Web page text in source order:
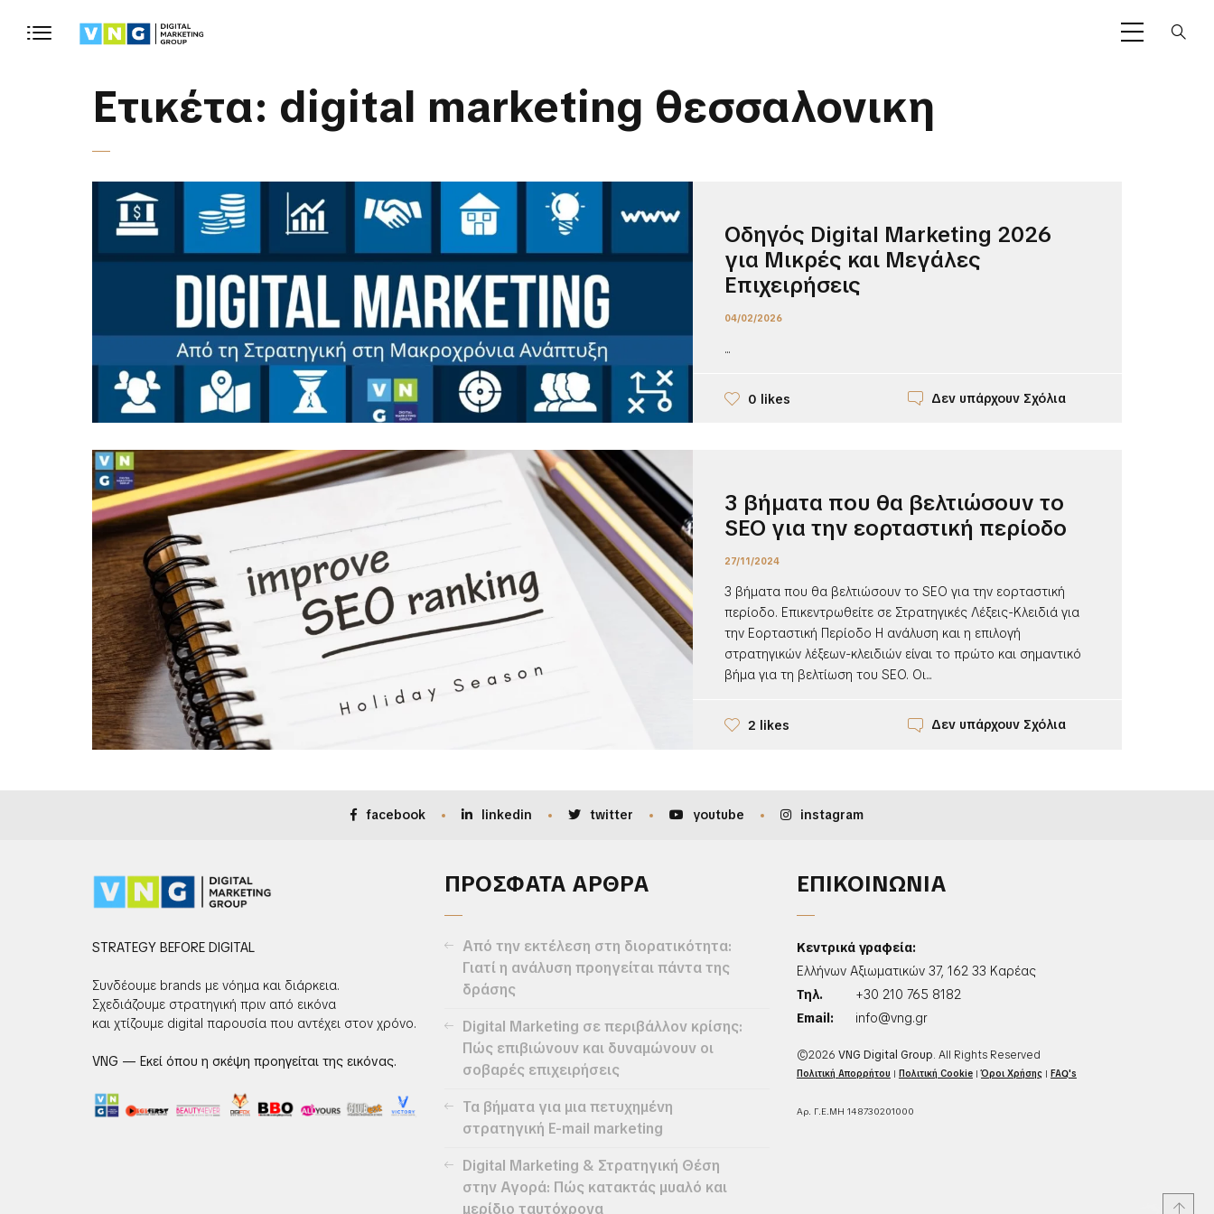
Ετικέτα: digital marketing θεσσαλονικη
Οδηγός Digital Marketing 2026
για Μικρές και Μεγάλες
Επιχειρήσεις
04/02/2026
...
0 likes Δεν υπάρχουν Σχόλια
3 βήματα που θα βελτιώσουν το
SEO για την εορταστική περίοδο
27/11/2024
3 βήματα που θα βελτιώσουν το SEO για την εορταστική
περίοδο. Επικεντρωθείτε σε Στρατηγικές Λέξεις-Κλειδιά για
την Εορταστική Περίοδο Η ανάλυση και η επιλογή
στρατηγικών λέξεων-κλειδιών είναι το πρώτο και σημαντικό
βήμα για τη βελτίωση του SEO. Οι...
2 likes Δεν υπάρχουν Σχόλια
facebook linkedin twitter youtube instagram
STRATEGY BEFORE DIGITAL
Συνδέουμε brands με νόημα και διάρκεια.
Σχεδιάζουμε στρατηγική πριν από εικόνα
και χτίζουμε digital παρουσία που αντέχει στον χρόνο.
VNG — Εκεί όπου η σκέψη προηγείται της εικόνας.
ΠΡΟΣΦΑΤΑ ΑΡΘΡΑ
Από την εκτέλεση στη διορατικότητα:
Γιατί η ανάλυση προηγείται πάντα της
δράσης
Digital Marketing σε περιβάλλον κρίσης:
Πώς επιβιώνουν και δυναμώνουν οι
σοβαρές επιχειρήσεις
Τα βήματα για μια πετυχημένη
στρατηγική E-mail marketing
Digital Marketing & Στρατηγική Θέση
στην Αγορά: Πώς κατακτάς μυαλό και
μερίδιο ταυτόχρονα
ΕΠΙΚΟΙΝΩΝΙΑ
Κεντρικά γραφεία:
Ελλήνων Αξιωματικών 37, 162 33 Καρέας
Τηλ.
+30 210 765 8182
Email:
info@vng.gr
©2026 VNG Digital Group. All Rights Reserved
Πολιτική Απορρήτου | Πολιτική Cookie|Όροι Χρήσης| FAQ's
Αρ. Γ.Ε.ΜΗ 148730201000